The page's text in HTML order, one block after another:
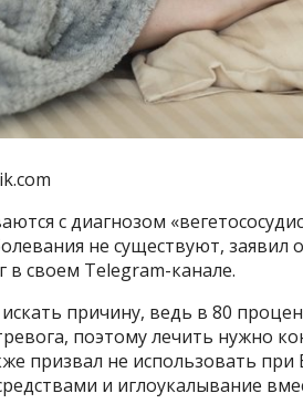
с диагнозом
не существуют,
своем Telegram-канале.
причину, ведь в 80
поэтому лечить нужно
призвал не использовать
и иглоукалывание